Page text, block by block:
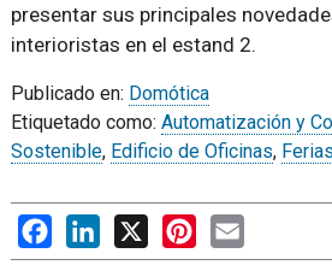
presentar sus principales
interioristas en el estand 2.
Publicado en: Domótica
Etiquetado como: Automatización y
Sostenible, Edificio de Oficinas,
FacebookLinkedIn
X PinterestEmail